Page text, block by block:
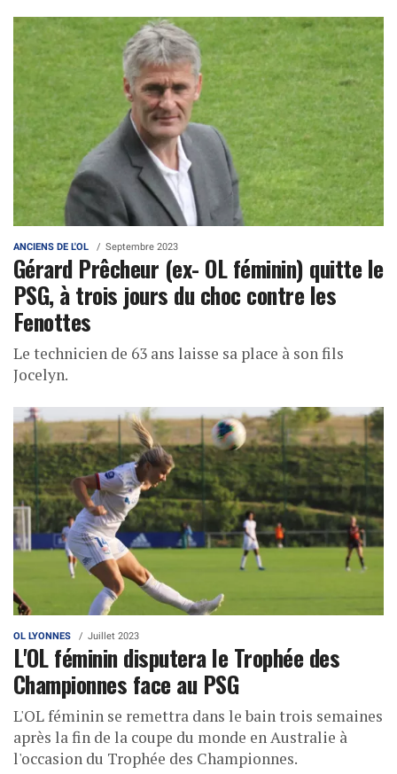
ANCIENS DE L'OL Septembre 2023
Gérard Prêcheur (ex- OL féminin) quitte le
PSG, à trois jours du choc contre les
Fenottes
Le technicien de 63 ans laisse sa place à son fils
Jocelyn.
OL LYONNES Juillet 2023
L'OL féminin disputera le Trophée des
Championnes face au PSG
L'OL féminin se remettra dans le bain trois semaines
après la fin de la coupe du monde en Australie à
l'occasion du Trophée des Championnes.